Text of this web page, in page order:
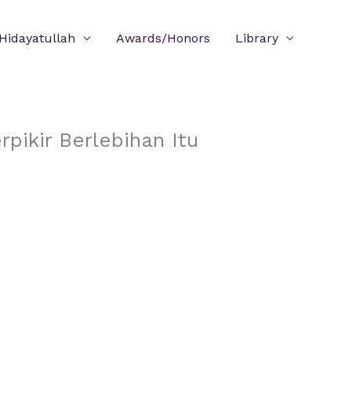
Awards/Honors Library
Berlebihan Itu